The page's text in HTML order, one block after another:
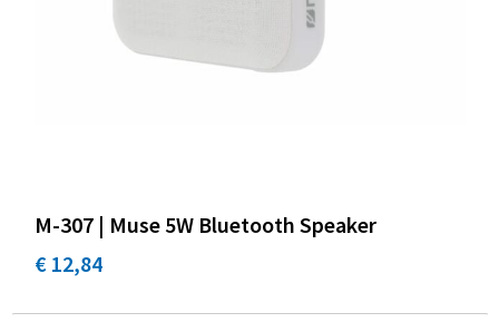
M-307 | Muse 5W Bluetooth Speaker
€ 12,84